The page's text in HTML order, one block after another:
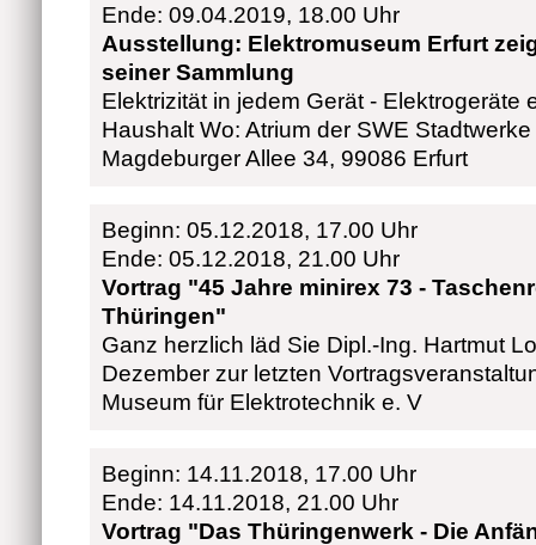
Ende: 09.04.2019, 18.00 Uhr
Ausstellung: Elektromuseum Erfurt
seiner Sammlung
Elektrizität in jedem Gerät - Elektrogeräte
Haushalt Wo: Atrium der SWE
Magdeburger Allee 34, 99086 Erfurt
Beginn: 05.12.2018, 17.00 Uhr
Ende: 05.12.2018, 21.00 Uhr
Vortrag "45 Jahre minirex 73 -
Thüringen"
Ganz herzlich läd Sie Dipl.-Ing. Hartmut
Dezember zur letzten
Museum für Elektrotechnik e. V
Beginn: 14.11.2018, 17.00 Uhr
Ende: 14.11.2018, 21.00 Uhr
Vortrag "Das Thüringenwerk - Die